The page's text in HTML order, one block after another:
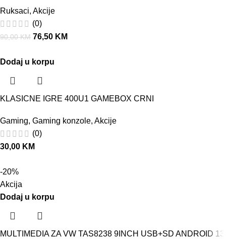
Ruksaci, Akcije
(0)
90,00KM 76,50 KM
Dodaj u korpu
KLASICNE IGRE 400U1 GAMEBOX CRNI
Gaming, Gaming konzole, Akcije
(0)
30,00 KM
-20%
Akcija
Dodaj u korpu
MULTIMEDIA ZA VW TAS8238 9INCH USB+SD ANDROID 13